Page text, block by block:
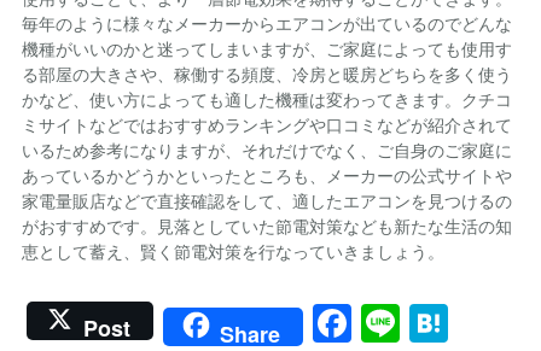
毎年のように様々なメーカーからエアコンが出ているのでどんな
機種がいいのかと迷ってしまいますが、ご家庭によっても使用す
る部屋の大きさや、稼働する頻度、冷房と暖房どちらを多く使う
かなど、使い方によっても適した機種は変わってきます。クチコ
ミサイトなどではおすすめランキングや口コミなどが紹介されて
いるため参考になりますが、それだけでなく、ご自身のご家庭に
あっているかどうかといったところも、メーカーの公式サイトや
家電量販店などで直接確認をして、適したエアコンを見つけるの
がおすすめです。見落としていた節電対策なども新たな生活の知
恵として蓄え、賢く節電対策を行なっていきましょう。
Post Share Facebook
Line